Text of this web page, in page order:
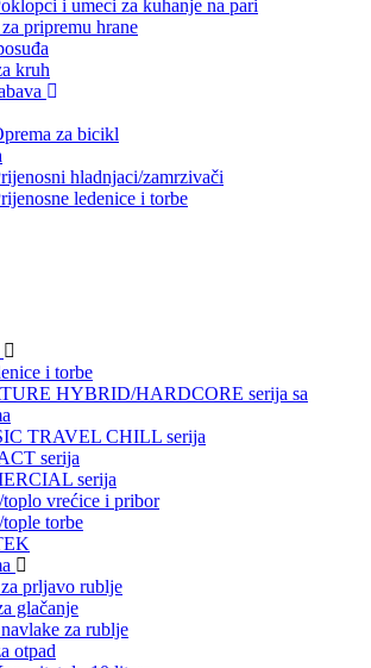
i umeci za kuhanje na pari
pripremu hrane
kruh
za bicikl
hladnjaci/zamrzivači
ledenice i torbe
i torbe
HYBRID/HARDCORE serija sa
TRAVEL CHILL serija
serija
serija
vrećice i pribor
torbe
prljavo rublje
glačanje
za rublje
otpad